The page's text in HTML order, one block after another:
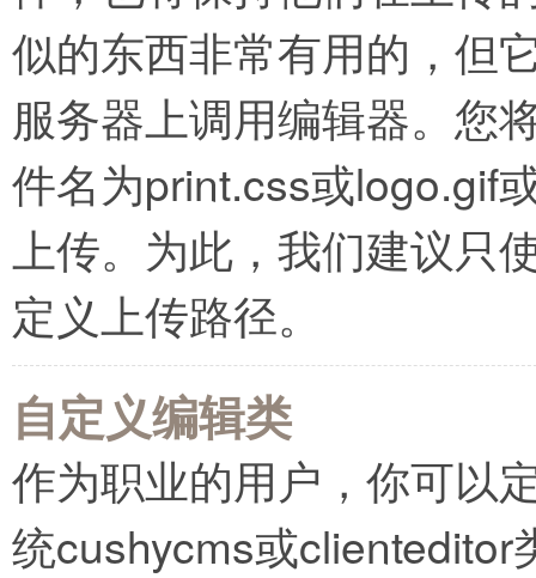
似的东西非常有用的，但
服务器上调用编辑器。您
件名为print.css或logo.gif
上传。为此，我们建议只
定义上传路径。
自定义编辑类
作为职业的用户，你可以
统cushycms或